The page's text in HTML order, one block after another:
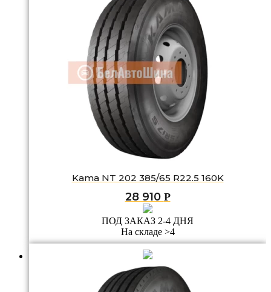
Kama NT 202 385/65 R22.5 160K
28 910 Р
ПОД ЗАКАЗ 2-4 ДНЯ
На складе >4